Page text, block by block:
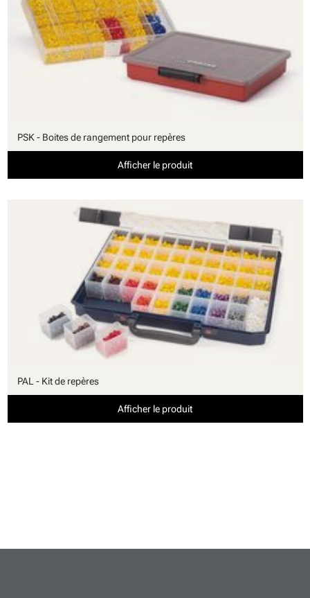
PSK - Boites de rangement pour repères
Afficher le produit
PAL - Kit de repères
Afficher le produit